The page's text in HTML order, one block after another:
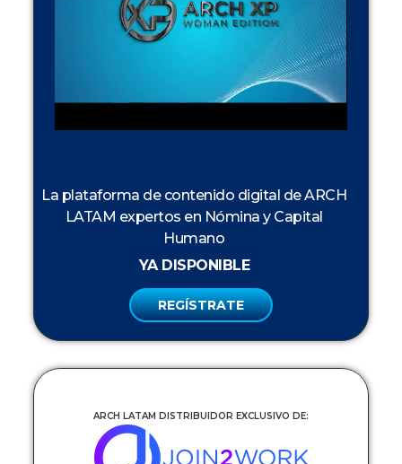
La plataforma de contenido digital de ARCH
LATAM expertos en Nómina y Capital
Humano
YA DISPONIBLE
REGÍSTRATE
ARCH LATAM DISTRIBUIDOR EXCLUSIVO DE: